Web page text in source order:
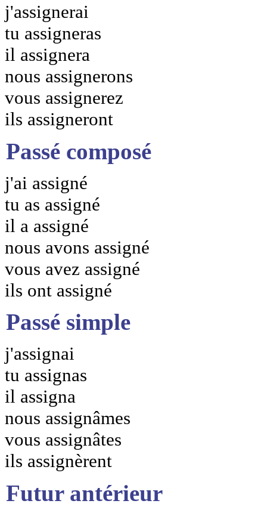
j'assignerai
tu assigneras
il assignera
nous assignerons
vous assignerez
ils assigneront
Passé composé
j'ai assigné
tu as assigné
il a assigné
nous avons assigné
vous avez assigné
ils ont assigné
Passé simple
j'assignai
tu assignas
il assigna
nous assignâmes
vous assignâtes
ils assignèrent
Futur antérieur